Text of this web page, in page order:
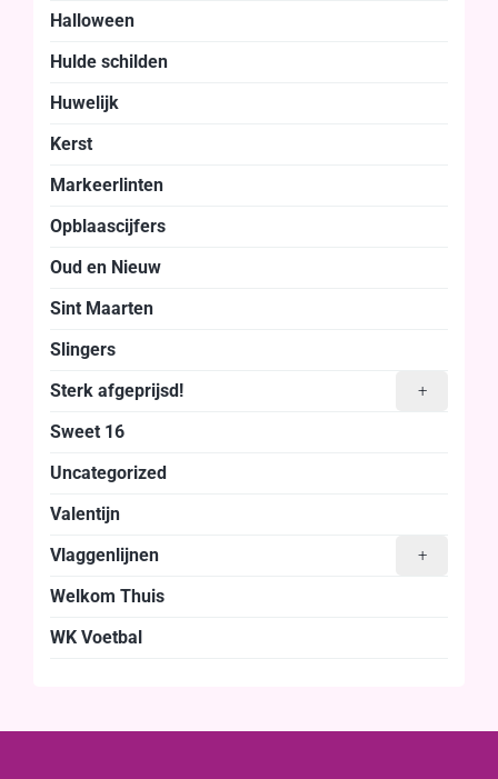
Halloween
Hulde schilden
Huwelijk
Kerst
Markeerlinten
Opblaascijfers
Oud en Nieuw
Sint Maarten
Slingers
+
Sterk afgeprijsd!
Sweet 16
Uncategorized
Valentijn
+
Vlaggenlijnen
Welkom Thuis
WK Voetbal